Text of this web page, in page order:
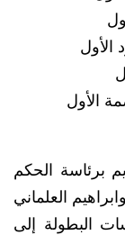
برئاسة الحكم
العلماني
البطولة إلى